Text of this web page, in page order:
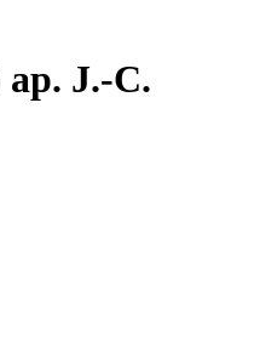
ap. J.-C.